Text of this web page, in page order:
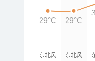
东北风 东北风
29°C 29°C